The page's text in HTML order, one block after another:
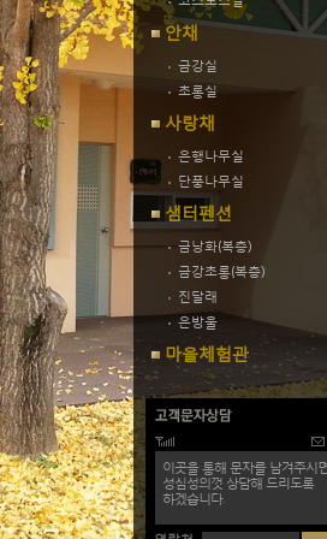
안채
금강실
초롱실
사랑채
은행나무실
단풍나무실
샘터펜션
금낭화(복층)
금강초롱(복층)
진달래
은방울
마을체험관
이곳을 통해 문자를 남겨주시
성심성의껏 상담해 드리도록
하겠습니다.